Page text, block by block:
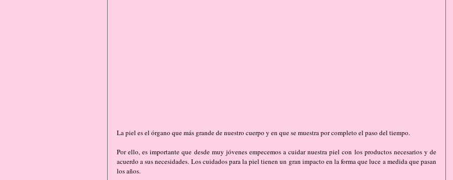
La piel es el órgano que más grande de nuestro cuerpo y en que se muestra por completo el paso del tiempo.
Por ello, es importante que desde muy jóvenes empecemos a cuidar nuestra piel con los productos necesarios y de
acuerdo a sus necesidades. Los cuidados para la piel tienen un gran impacto en la forma que luce a medida que pasan
los años.